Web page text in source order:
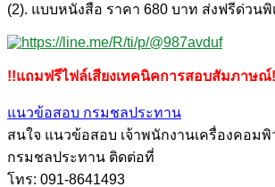
(2). แบบหนังสือ ราคา 680 บาท ส่งฟรีด่วนพิ
!!แถมฟรีไฟล์เสียงเทคนิคการสอบสัมภาษณ์
แนวข้อสอบ กรมชลประทาน
สนใจ แนวข้อสอบ เจ้าพนักงานเครื่องคอมพิ
กรมชลประทาน ติดต่อที่
โทร: 091-8641493